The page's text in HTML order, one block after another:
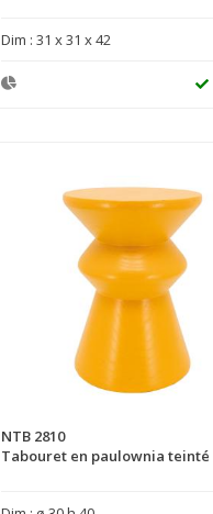
Dim : 31 x 31 x 42
NTB 2810
Tabouret en paulownia teinté